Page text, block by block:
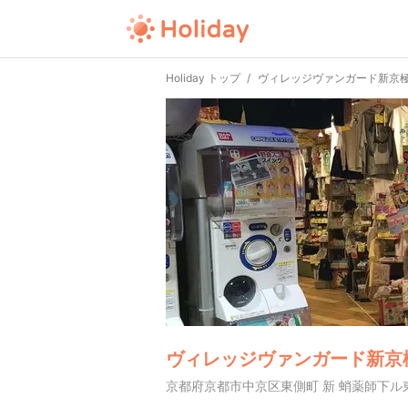
Holiday トップ ヴィレッジヴァンガード新京
ヴィレッジヴァンガード新
京都府京都市中京区東側町 新 蛸薬師下